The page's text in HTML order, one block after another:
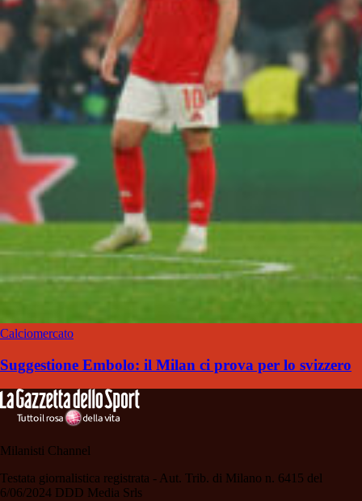
Calciomercato
Suggestione Embolo: il Milan ci prova per lo svizzero
Milanisti Channel
Testata giornalistica registrata - Aut. Trib. di Milano n. 6415 del
6/06/2024 DDD Media Srls